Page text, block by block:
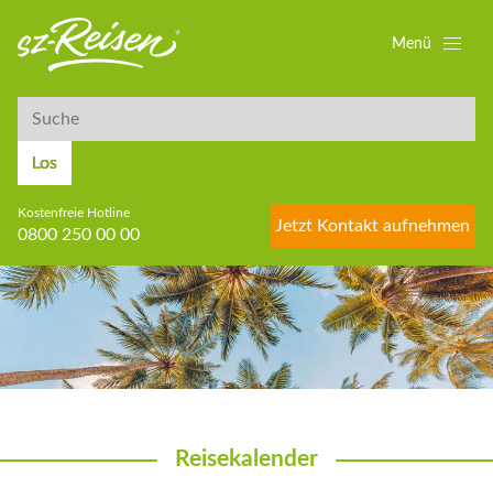
Suche
Los
Kostenfreie Hotline
0800 250 00 00
Jetzt Kontakt aufnehmen
Menü
Reisekalender